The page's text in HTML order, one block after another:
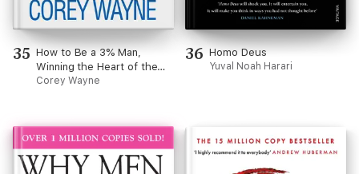
35 How to Be a 3% Man,
Winning the Heart of the
Woman of Your Dreams
Corey Wayne
36 Homo Deus
Yuval Noah Harari